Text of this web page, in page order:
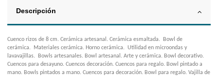
Descripción
Cuenco rizos de 8 cm. Cerámica artesanal. Cerámica esmaltada. Bowl de
cerámica. Materiales cerámica. Horno cerámica. Utilidad en microondas y
lavavajillas. Bowls artesanales. Bowl artesanal. Arte y cerámica. Bowl decorativo.
Cuencos para desayuno. Cuencos decoración. Cuencos para regalo. Bowl pintado a
mano. Bowls pintados a mano. Cuencos para decoración. Bowl para regalo. Vajilla de